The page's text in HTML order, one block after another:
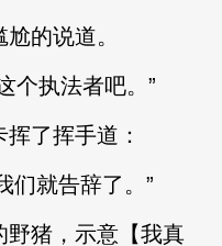
的说道。
执法者吧。”
了挥手道：
就告辞了。”
猪，示意【我真